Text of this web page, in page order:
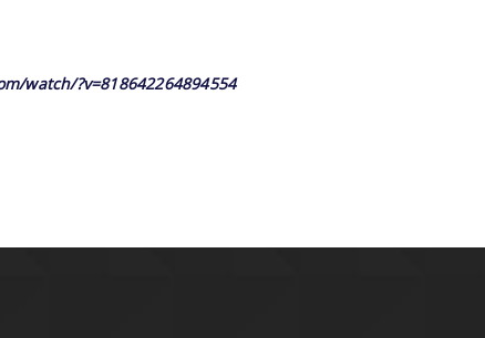
watch/?v=818642264894554